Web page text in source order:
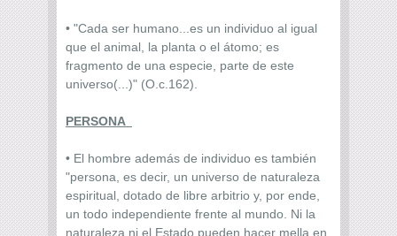
• "Cada ser humano...es un individuo al igual
que el animal, la planta o el átomo; es
fragmento de una especie, parte de este
universo(...)" (O.c.162).
PERSONA
• El hombre además de individuo es también
"persona, es decir, un universo de naturaleza
espiritual, dotado de libre arbitrio y, por ende,
un todo independiente frente al mundo. Ni la
naturaleza ni el Estado pueden hacer mella en